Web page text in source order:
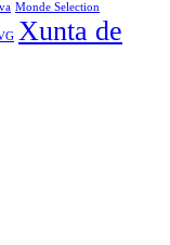
Monde Selection
Xunta de